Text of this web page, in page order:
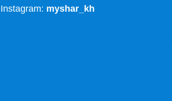
Instagram: myshar_kh